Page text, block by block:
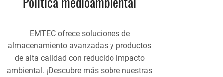
EMTEC ofrece soluciones de
almacenamiento avanzadas y productos
de alta calidad con reducido impacto
ambiental. ¡Descubre más sobre nuestras